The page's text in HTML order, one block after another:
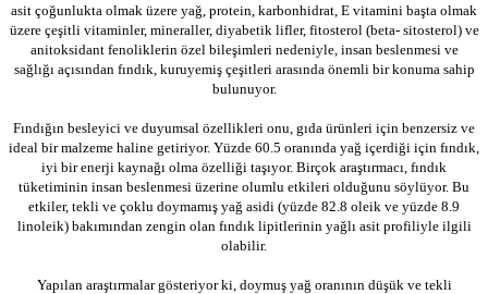
asit çoğunlukta olmak üzere yağ, protein, karbonhidrat, E vitamini başta olmak
üzere çeşitli vitaminler, mineraller, diyabetik lifler, fitosterol (beta- sitosterol) ve
anitoksidant fenoliklerin özel bileşimleri nedeniyle, insan beslenmesi ve
sağlığı açısından fındık, kuruyemiş çeşitleri arasında önemli bir konuma sahip
bulunuyor.
Fındığın besleyici ve duyumsal özellikleri onu, gıda ürünleri için benzersiz ve
ideal bir malzeme haline getiriyor. Yüzde 60.5 oranında yağ içerdiği için fındık,
iyi bir enerji kaynağı olma özelliği taşıyor. Birçok araştırmacı, fındık
tüketiminin insan beslenmesi üzerine olumlu etkileri olduğunu söylüyor. Bu
etkiler, tekli ve çoklu doymamış yağ asidi (yüzde 82.8 oleik ve yüzde 8.9
linoleik) bakımından zengin olan fındık lipitlerinin yağlı asit profiliyle ilgili
olabilir.
Yapılan araştırmalar gösteriyor ki, doymuş yağ oranının düşük ve tekli